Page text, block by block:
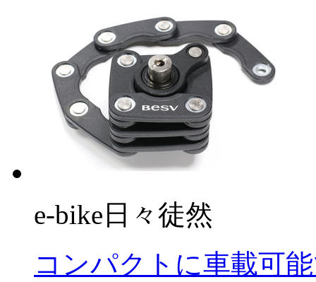
e-bike日々徒然
コンパクトに車載可